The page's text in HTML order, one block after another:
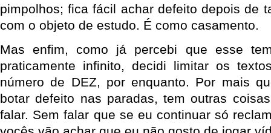
pimpolhos; fica fácil achar defeito depois de
com o objeto de estudo. É como casamento.
Mas enfim, como já percebi que esse
praticamente infinito, decidi limitar os
número de DEZ, por enquanto. Por mais
botar defeito nas paradas, tem outras
falar. Sem falar que se eu continuar só